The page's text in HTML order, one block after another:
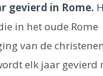
gevierd in Rome.
in het oude Rome
van de
elk jaar gevierd